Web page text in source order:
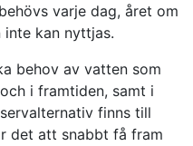
varje dag, året om
inte kan nyttjas.
behov av vatten som
i framtiden, samt i
finns till
det att snabbt få fram